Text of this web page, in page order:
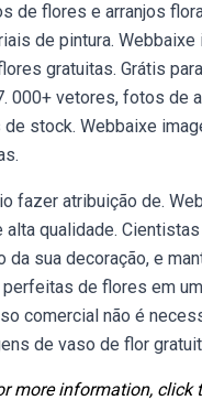
de flores e arranjos
de pintura.
gratuitas. Grátis
000+ vetores, fotos de
stock. Webbaixe
fazer atribuição de.
qualidade.
sua decoração, e
de flores em
comercial não é
de vaso de flor
more information, click